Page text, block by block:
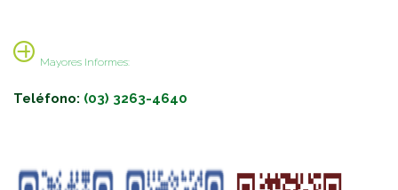
Mayores Informes:
Teléfono: (03) 3263-4640